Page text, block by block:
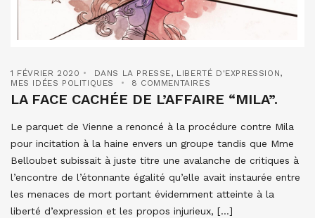
1 FÉVRIER 2020 DANS LA PRESSE, LIBERTÉ D'EXPRESSION,
MES IDÉES POLITIQUES
8 COMMENTAIRES
LA FACE CACHÉE DE L’AFFAIRE “MILA”.
Le parquet de Vienne a renoncé à la procédure contre Mila
pour incitation à la haine envers un groupe tandis que Mme
Belloubet subissait à juste titre une avalanche de critiques à
l’encontre de l’étonnante égalité qu’elle avait instaurée entre
les menaces de mort portant évidemment atteinte à la
liberté d’expression et les propos injurieux, […]